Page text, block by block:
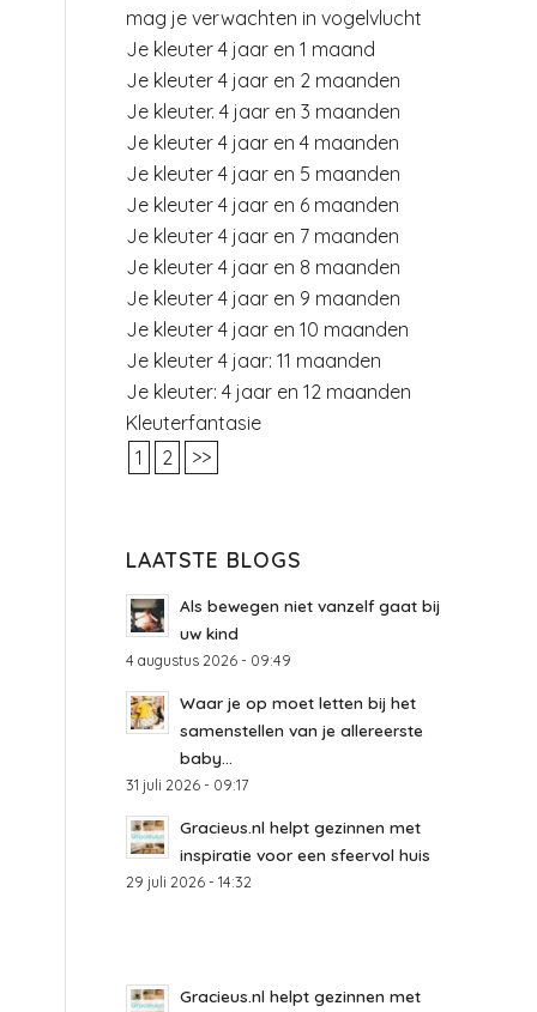
mag je verwachten in vogelvlucht
Je kleuter 4 jaar en 1 maand
Je kleuter 4 jaar en 2 maanden
Je kleuter. 4 jaar en 3 maanden
Je kleuter 4 jaar en 4 maanden
Je kleuter 4 jaar en 5 maanden
Je kleuter 4 jaar en 6 maanden
Je kleuter 4 jaar en 7 maanden
Je kleuter 4 jaar en 8 maanden
Je kleuter 4 jaar en 9 maanden
Je kleuter 4 jaar en 10 maanden
Je kleuter 4 jaar: 11 maanden
Je kleuter: 4 jaar en 12 maanden
Kleuterfantasie
1
2 >>
LAATSTE BLOGS
Als bewegen niet vanzelf gaat bij
uw kind
4 augustus 2026 - 09:49
Waar je op moet letten bij het
samenstellen van je allereerste
baby...
31 juli 2026 - 09:17
Gracieus.nl helpt gezinnen met
inspiratie voor een sfeervol huis
29 juli 2026 - 14:32
Gracieus.nl helpt gezinnen met